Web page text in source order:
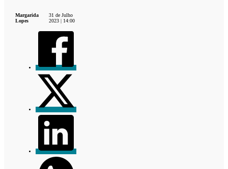
Margarida
Lopes
31 de Julho
2023 | 14:00